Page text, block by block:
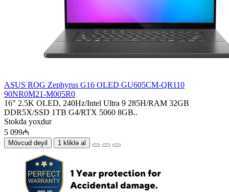
ASUS ROG Zephyrus G16 OLED GU605CM-QR110
90NR0M21-M005R0
16" 2.5K OLED, 240Hz/Intel Ultra 9 285H/RAM 32GB
DDR5X/SSD 1TB G4/RTX 5060 8GB..
Stokda yoxdur
5 099₼
Mövcud deyil 1 kliklə al